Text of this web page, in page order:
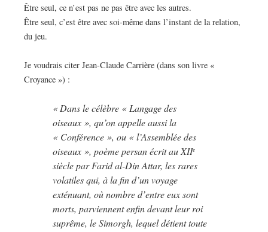
Être seul, ce n’est pas ne pas être avec les autres.
Être seul, c’est être avec soi-même dans l’instant de la relation,
du jeu.
Je voudrais citer Jean-Claude Carrière (dans son livre «
Croyance ») :
« Dans le célèbre « Langage des
oiseaux », qu’on appelle aussi la
« Conférence », ou « l’Assemblée des
oiseaux », poème persan écrit au XIIe
siècle par Farid al-Din Attar, les rares
volatiles qui, à la fin d’un voyage
exténuant, où nombre d’entre eux sont
morts, parviennent enfin devant leur roi
suprême, le Simorgh, lequel détient toute